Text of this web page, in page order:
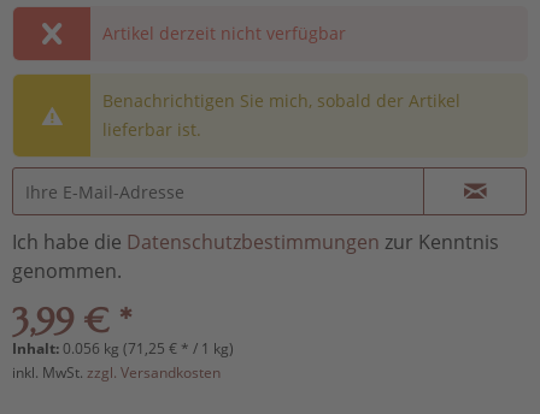
Artikel derzeit nicht verfügbar
Benachrichtigen Sie mich, sobald der Artikel
lieferbar ist.
Ich habe die Datenschutzbestimmungen zur Kenntnis
genommen.
3,99 € *
Inhalt:0.056 kg (71,25 € * / 1 kg)
inkl. MwSt. zzgl. Versandkosten